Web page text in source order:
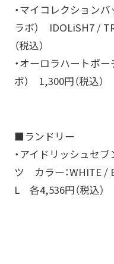
・マイコレクション
ラボ） IDOLiSH7 /
（税込）
・オーロラハートポ
ボ） 1,300円（税込）
■ランドリー
・アイドリッシュセ
ツ カラー：WHITE /
L 各4,536円（税込）